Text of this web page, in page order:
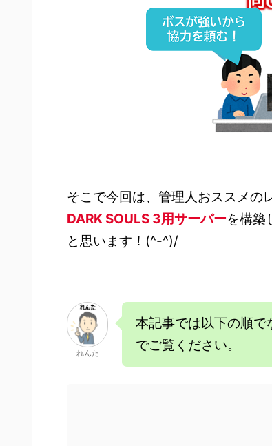
そこで今回は、管理人おススメの
DARK SOULS 3用サーバーを構築
と思います！(^-^)/
れんた
本記事では以下の順で
でご覧ください。